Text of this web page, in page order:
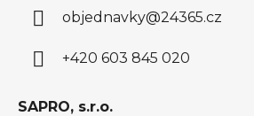
objednavky@24365.cz
+420 603 845 020
SAPRO, s.r.o.